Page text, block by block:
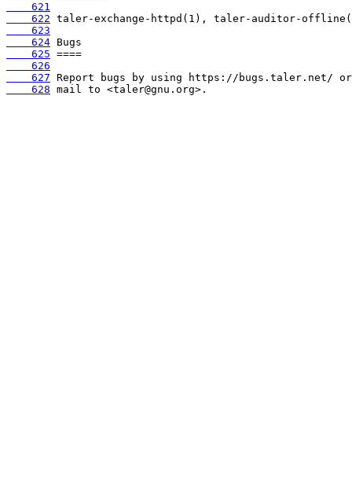
    621
    622
    623
    624
    625
    626
    627
    628